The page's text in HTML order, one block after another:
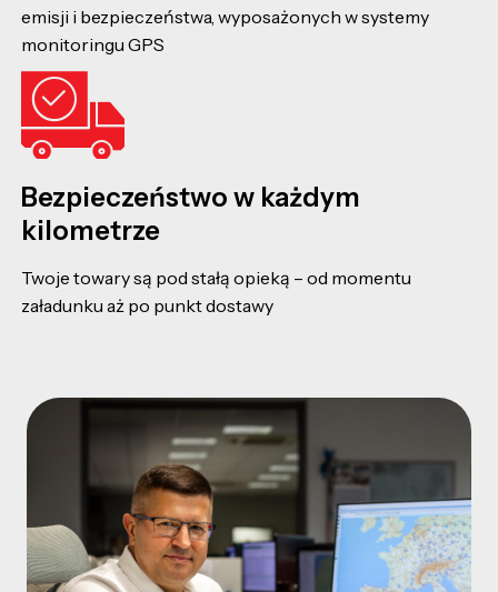
emisji i bezpieczeństwa, wyposażonych w systemy
monitoringu GPS
Bezpieczeństwo w każdym
kilometrze
Twoje towary są pod stałą opieką – od momentu
załadunku aż po punkt dostawy